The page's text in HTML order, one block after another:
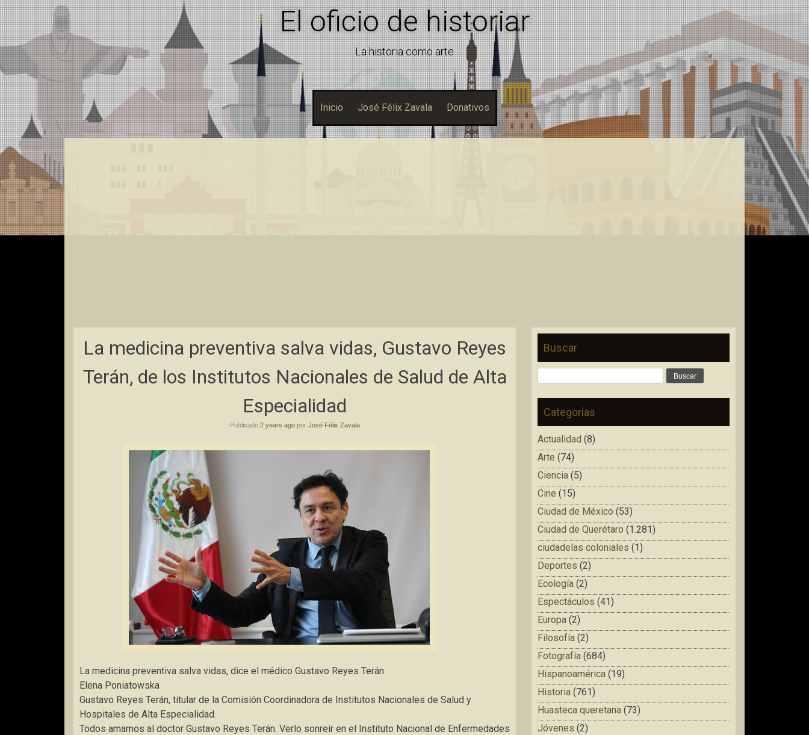
El oficio de historiar
La historia como arte
Inicio José Félix Zavala Donativos
La medicina preventiva salva vidas, Gustavo Reyes
Terán, de los Institutos Nacionales de Salud de Alta
Especialidad
Publicado 2 years agopor José Félix Zavala
La medicina preventiva salva vidas, dice el médico Gustavo Reyes Terán
Elena Poniatowska
Gustavo Reyes Terán, titular de la Comisión Coordinadora de Institutos Nacionales de Salud y
Hospitales de Alta Especialidad.
Todos amamos al doctor Gustavo Reyes Terán. Verlo sonreír en el Instituto Nacional de Enfermedades
Buscar
Categorías
Actualidad (8)
Arte (74)
Ciencia (5)
Cine (15)
Ciudad de México (53)
Ciudad de Querétaro (1.281)
ciudadelas coloniales (1)
Deportes (2)
Ecología (2)
Espectáculos (41)
Europa (2)
Filosofía (2)
Fotografía (684)
Hispanoamérica (19)
Historia (761)
Huasteca queretana (73)
Jóvenes (2)